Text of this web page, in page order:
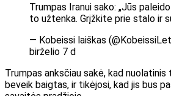
Trumpas Iranui sako: „Jūs
to užtenka. Grįžkite prie stalo ir
— Kobeissi laiškas
birželio 7 d
Trumpas anksčiau sakė, kad
beveik baigtas, ir tikėjosi, kad jis bus